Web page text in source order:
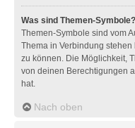
Was sind Themen-Symbole?
Themen-Symbole sind vom
Thema in Verbindung
zu können. Die Möglichkeit,
von deinen Berechtigungen
hat.
Nach oben